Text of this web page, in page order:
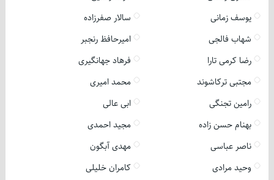
یوسف زمانی
سالار صفرزاده
شهاب فالجی
امیرحافظ رنجبر
رضا کرمی تارا
فرهاد جهانگیری
مجتبی ترکاشوند
محمد امیری
رامین تجنگی
ابی عالی
بهنام حسن زاده
مجید احمدی
ناصر عباسی
مهدی آبگون
وحید مرادی
کامران خلیلی